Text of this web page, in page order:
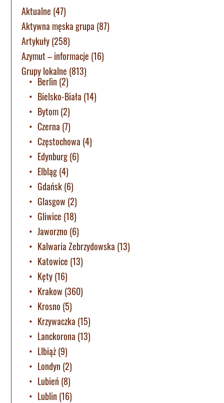
Aktualne (47)
Aktywna męska grupa (87)
Artykuły(258)
Azymut – informacje (16)
Grupy lokalne (813)
Berlin (2)
Bielsko-Biała (14)
Bytom(2)
Czerna (7)
Częstochowa (4)
Edynburg(6)
Elbląg(4)
Gdańsk(6)
Glasgow (2)
Gliwice (18)
Jaworzno (6)
Kalwaria Zebrzydowska (13)
Katowice (13)
Kęty(16)
Krakow (360)
Krosno (5)
Krzywaczka (15)
Lanckorona (13)
LIbiąż(9)
Londyn (2)
Lubień (8)
Lublin (16)